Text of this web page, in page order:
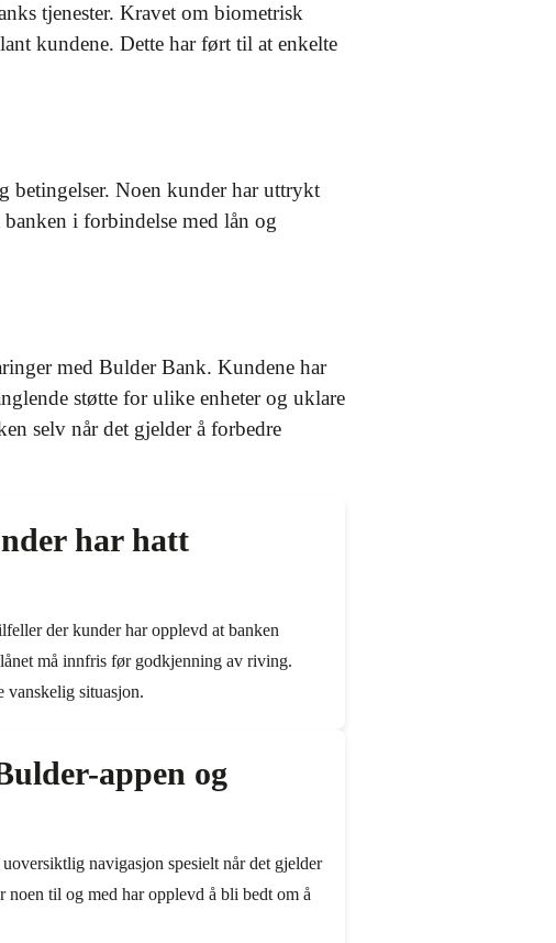
tjenester. Kravet om biometrisk
kundene. Dette har ført til at enkelte
betingelser. Noen kunder har uttrykt
i forbindelse med lån og
med Bulder Bank. Kundene har
støtte for ulike enheter og uklare
selv når det gjelder å forbedre
har hatt
der kunder har opplevd at banken
må innfris før godkjenning av riving.
vanskelig situasjon.
appen og
navigasjon spesielt når det gjelder
til og med har opplevd å bli bedt om å